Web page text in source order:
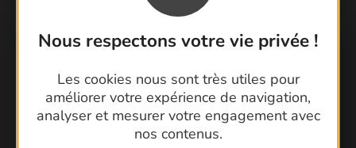
Nous respectons votre vie privée !
Les cookies nous sont très utiles pour
améliorer votre expérience de navigation,
analyser et mesurer votre engagement avec
nos contenus.
Latitude Gard